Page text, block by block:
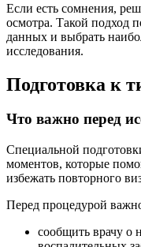
Если есть сомнения,
осмотра. Такой подход
данных и выбрать
исследования.
Подготовка к
Что важно перед
Специальной
моментов, которые
избежать повторного
Перед процедурой
сообщить врачу о